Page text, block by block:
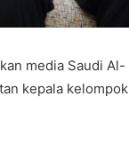
media Saudi Al-
kepala kelompok